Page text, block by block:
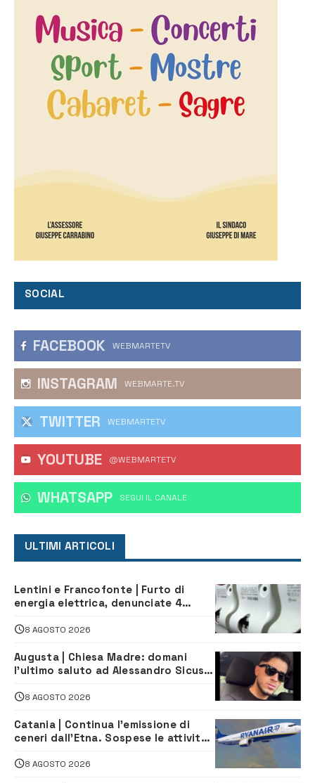
SOCIAL
FACEBOOK WEBMARTETV
INSTAGRAM WEBMARTE.TV
TWITTER WEBMARTETV
YOUTUBE @WEBMARTETV
WHATSAPP ‎SEGUI IL CANALE
ULTIMI ARTICOLI
Lentini e Francofonte | Furto di
energia elettrica, denunciate 4
8 AGOSTO 2026
Augusta | Chiesa Madre: domani
l’ultimo saluto ad Alessandro Sicuso,
8 AGOSTO 2026
Catania | Continua l’emissione di
ceneri dall’Etna. Sospese le attività
8 AGOSTO 2026